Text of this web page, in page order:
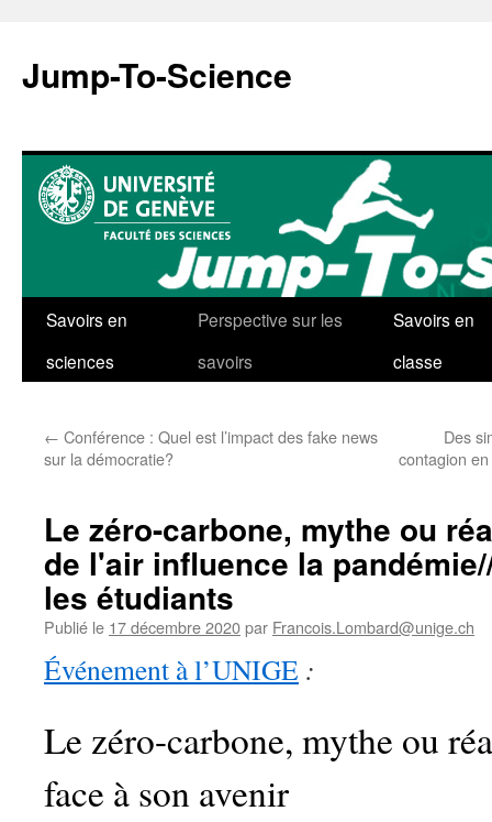
contenu
Jump-To-Science
Savoirs en
sciences
Perspective sur les
savoirs
Savoirs en
classe
← Conférence : Quel est l’impact des fake news
sur la démocratie?
Des
contagion
Le zéro-carbone, mythe ou
de l'air influence la
les étudiants
Publié le 17 décembre 2020par Francois.Lombard@unige.ch
Événement à l’UNIGE :
Le zéro-carbone, mythe ou
face à son avenir